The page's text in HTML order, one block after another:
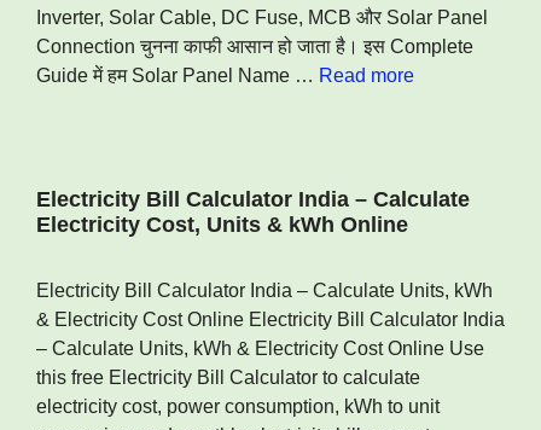
Inverter, Solar Cable, DC Fuse, MCB और Solar Panel
Connection चुनना काफी आसान हो जाता है। इस Complete
Guide में हम Solar Panel Name … Read more
Electricity Bill Calculator India – Calculate
Electricity Cost, Units & kWh Online
Electricity Bill Calculator India – Calculate Units, kWh
& Electricity Cost Online Electricity Bill Calculator India
– Calculate Units, kWh & Electricity Cost Online Use
this free Electricity Bill Calculator to calculate
electricity cost, power consumption, kWh to unit